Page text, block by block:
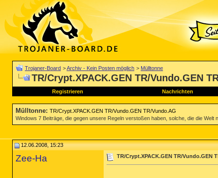
Trojaner-Board >Archiv - Kein Posten möglich > Mülltonne
TR/Crypt.XPACK.GEN TR/Vundo.GEN
Registrieren Nachrichten
Mülltonne: TR/Crypt.XPACK.GEN TR/Vundo.GEN TR/Vundo.AG
Windows 7 Beiträge, die gegen unsere Regeln verstoßen haben, solche, die die
12.06.2008, 15:23
Zee-Ha TR/Crypt.XPACK.GEN TR/Vundo.GEN